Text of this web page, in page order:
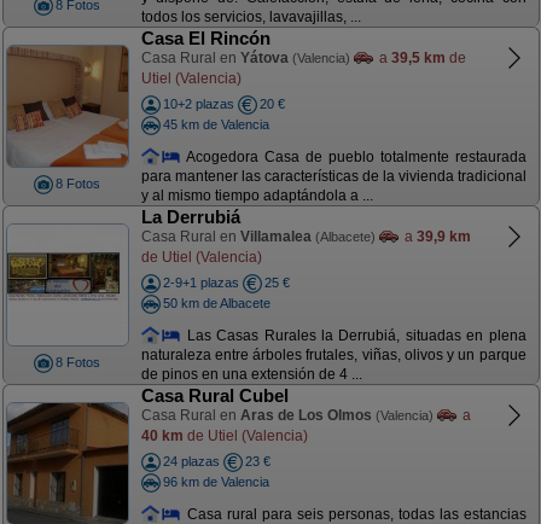
8 Fotos
todos los servicios, lavavajillas, ...
8 Fotos
Casa El Rincón
Casa Rural en Yátova (Valencia) a 39,5 km de
Utiel (Valencia)
10+2 plazas
20 €
45 km de Valencia
Acogedora Casa de pueblo totalmente restaurada
para mantener las características de la vivienda tradicional
y al mismo tiempo adaptándola a ...
8 Fotos
La Derrubiá
Casa Rural en Villamalea (Albacete) a 39,9 km
de Utiel (Valencia)
2-9+1 plazas
25 €
50 km de Albacete
Las Casas Rurales la Derrubiá, situadas en plena
naturaleza entre árboles frutales, viñas, olivos y un parque
de pinos en una extensión de 4 ...
Casa Rural Cubel
Casa Rural en Aras de Los Olmos (Valencia)
a
40 km de Utiel (Valencia)
24 plazas
23 €
96 km de Valencia
Casa rural para seis personas, todas las estancias